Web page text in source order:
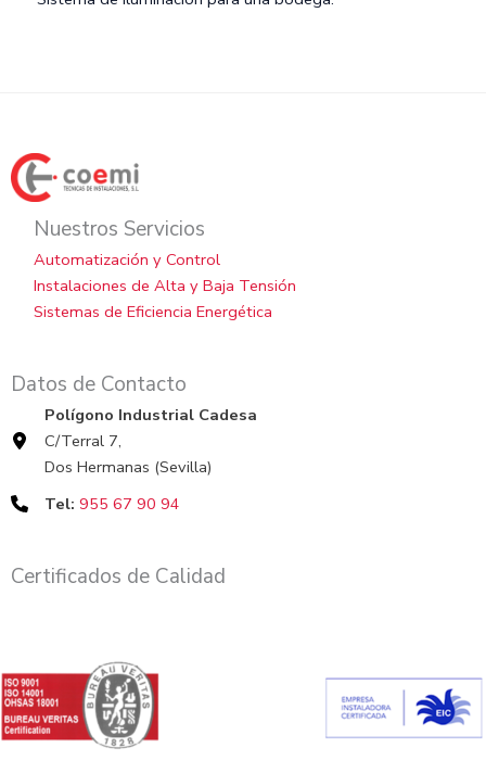
Nuestros Servicios
Automatización y Control
Instalaciones de Alta y Baja Tensión
Sistemas de Eficiencia Energética
Datos de Contacto
Polígono Industrial Cadesa
C/Terral 7,
Dos Hermanas (Sevilla)
Tel: 955 67 90 94
Certificados de Calidad